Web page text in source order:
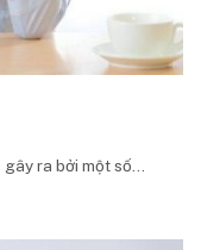
ra bởi một số...